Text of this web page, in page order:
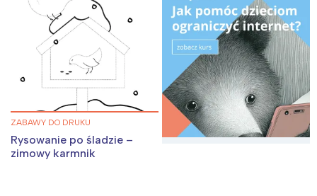
ZABAWY DO DRUKU
Rysowanie po śladzie –
zimowy karmnik